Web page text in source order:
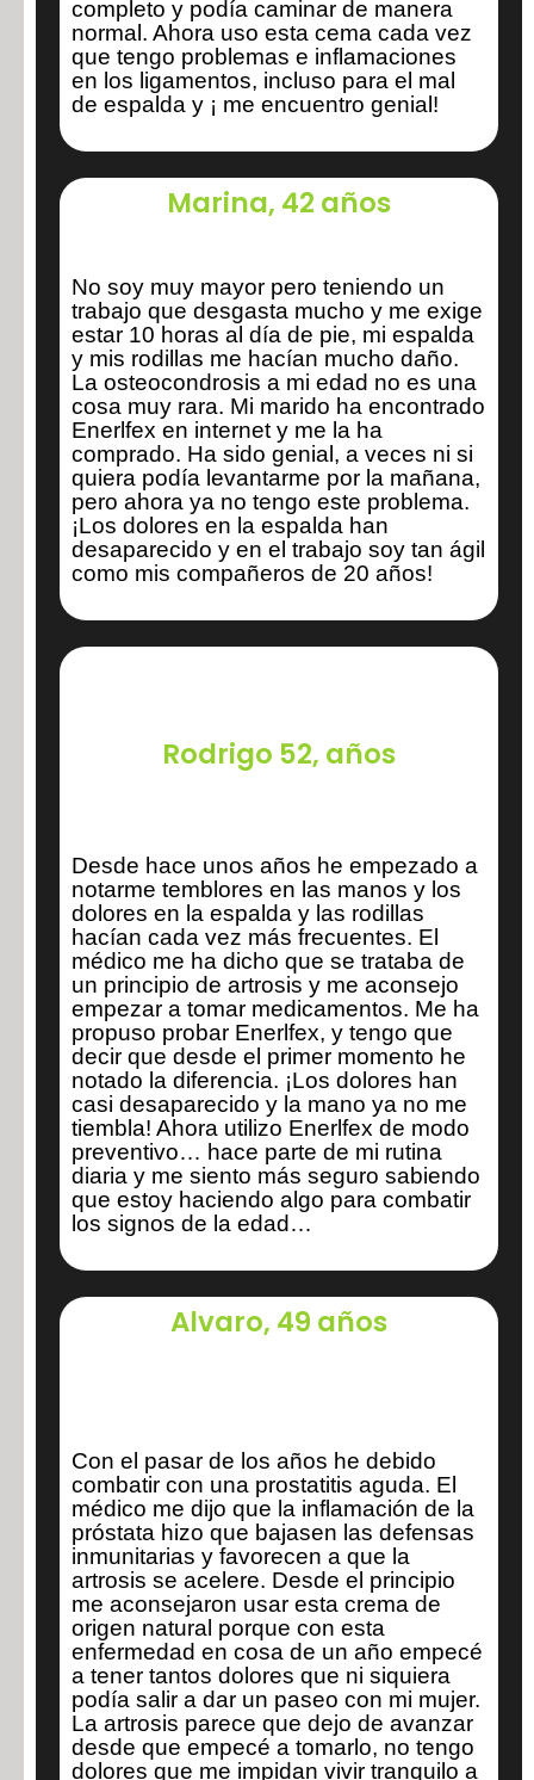
completo y podía caminar de manera
normal. Ahora uso esta cema cada vez
que tengo problemas e inflamaciones
en los ligamentos, incluso para el mal
de espalda y ¡ me encuentro genial!
Marina, 42 años
No soy muy mayor pero teniendo un
trabajo que desgasta mucho y me exige
estar 10 horas al día de pie, mi espalda
y mis rodillas me hacían mucho daño.
La osteocondrosis a mi edad no es una
cosa muy rara. Mi marido ha encontrado
Enerlfex en internet y me la ha
comprado. Ha sido genial, a veces ni si
quiera podía levantarme por la mañana,
pero ahora ya no tengo este problema.
¡Los dolores en la espalda han
desaparecido y en el trabajo soy tan ágil
como mis compañeros de 20 años!
Rodrigo 52, años
Desde hace unos años he empezado a
notarme temblores en las manos y los
dolores en la espalda y las rodillas
hacían cada vez más frecuentes. El
médico me ha dicho que se trataba de
un principio de artrosis y me aconsejo
empezar a tomar medicamentos. Me ha
propuso probar Enerlfex, y tengo que
decir que desde el primer momento he
notado la diferencia. ¡Los dolores han
casi desaparecido y la mano ya no me
tiembla! Ahora utilizo Enerlfex de modo
preventivo… hace parte de mi rutina
diaria y me siento más seguro sabiendo
que estoy haciendo algo para combatir
los signos de la edad…
Alvaro, 49 años
Con el pasar de los años he debido
combatir con una prostatitis aguda. El
médico me dijo que la inflamación de la
próstata hizo que bajasen las defensas
inmunitarias y favorecen a que la
artrosis se acelere. Desde el principio
me aconsejaron usar esta crema de
origen natural porque con esta
enfermedad en cosa de un año empecé
a tener tantos dolores que ni siquiera
podía salir a dar un paseo con mi mujer.
La artrosis parece que dejo de avanzar
desde que empecé a tomarlo, no tengo
dolores que me impidan vivir tranquilo a